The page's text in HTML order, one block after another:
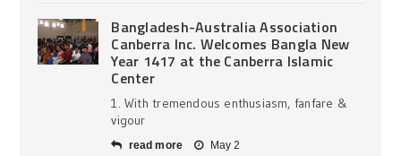
Bangladesh-Australia Association
Canberra Inc. Welcomes Bangla New
Year 1417 at the Canberra Islamic
Center
1. With tremendous enthusiasm, fanfare &
vigour
read more May 2